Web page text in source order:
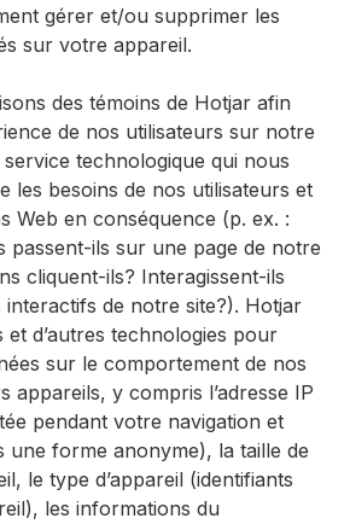
gérer et/ou supprimer les
sur votre appareil.
des témoins de Hotjar afin
de nos utilisateurs sur notre
technologique qui nous
les besoins de nos utilisateurs et
Web en conséquence (p. ex. :
passent-ils sur une page de notre
cliquent-ils? Interagissent-ils
interactifs de notre site?). Hotjar
et d’autres technologies pour
sur le comportement de nos
appareils, y compris l’adresse IP
pendant votre navigation et
une forme anonyme), la taille de
le type d’appareil (identifiants
les informations du